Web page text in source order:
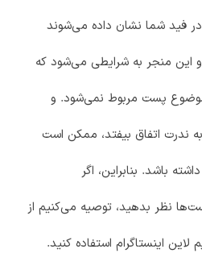
در فید شما نشان داده می‌شوند
این منجر به شرایطی می‌شود که
پست مربوط نمی‌شود. و
ندرت اتفاق بیفتد، ممکن است
باشد. بنابراین، اگر
نظر بدهید، توصیه می‌کنیم از
اینستاگرام استفاده کنید.